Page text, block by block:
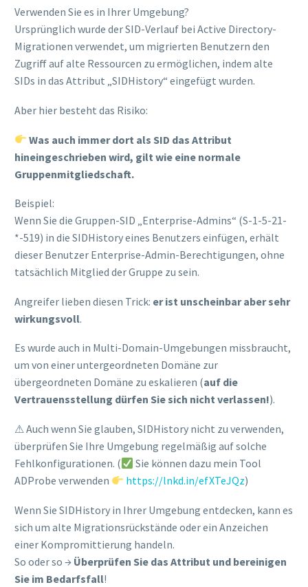
Verwenden Sie es in Ihrer Umgebung?
Ursprünglich wurde der SID-Verlauf bei Active Directory-
Migrationen verwendet, um migrierten Benutzern den
Zugriff auf alte Ressourcen zu ermöglichen, indem alte
SIDs in das Attribut „SIDHistory“ eingefügt wurden.
Aber hier besteht das Risiko:
Was auch immer dort als SID das Attribut
hineingeschrieben wird, gilt wie eine normale
Gruppenmitgliedschaft.
Beispiel:
Wenn Sie die Gruppen-SID „Enterprise-Admins“ (S-1-5-21-
*-519) in die SIDHistory eines Benutzers einfügen, erhält
dieser Benutzer Enterprise-Admin-Berechtigungen, ohne
tatsächlich Mitglied der Gruppe zu sein.
Angreifer lieben diesen Trick: er ist unscheinbar aber sehr
wirkungsvoll.
Es wurde auch in Multi-Domain-Umgebungen missbraucht,
um von einer untergeordneten Domäne zur
übergeordneten Domäne zu eskalieren (auf die
Vertrauensstellung dürfen Sie sich nicht verlassen!).
⚠ Auch wenn Sie glauben, SIDHistory nicht zu verwenden,
überprüfen Sie Ihre Umgebung regelmäßig auf solche
Fehlkonfigurationen. (
Sie können dazu mein Tool
ADProbe verwenden
https://lnkd.in/efXTeJQz)
Wenn Sie SIDHistory in Ihrer Umgebung entdecken, kann es
sich um alte Migrationsrückstände oder ein Anzeichen
einer Kompromittierung handeln.
So oder so → Überprüfen Sie das Attribut und bereinigen
Sie im Bedarfsfall!